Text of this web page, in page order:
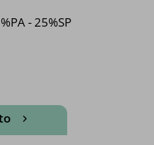
- 25%SP